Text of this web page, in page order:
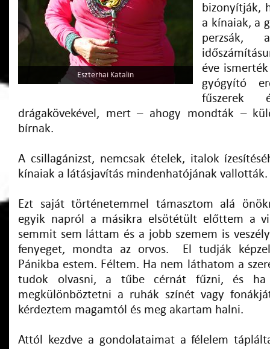
Eszterhai Katalin
bizonyítják,
a kínaiak, a
perzsák,
éve
gyógyító
fűszerek
drágakövekével, mert – ahogy mondták –
bírnak.
A csillagánizst, nemcsak ételek, italok
kínaiak a látásjavítás mindenhatójának vallották.
Ezt saját történetemmel támasztom alá
egyik napról a másikra elsötétült előttem a
semmit sem láttam és a jobb szemem is
fenyeget, mondta az orvos. El tudják
Pánikba estem. Féltem. Ha nem láthatom a
tudok olvasni, a tűbe cérnát fűzni, és
megkülönböztetni a ruhák színét vagy
kérdeztem magamtól és meg akartam halni.
Attól kezdve a gondolataimat a félelem